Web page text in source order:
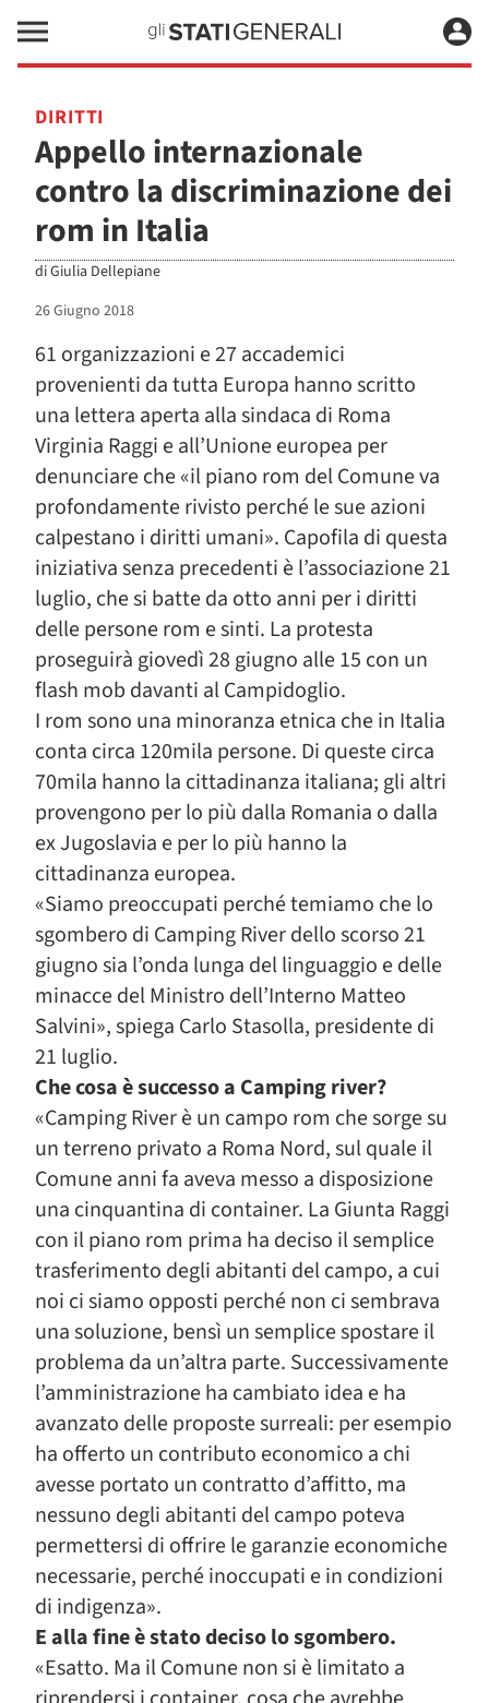
DIRITTI
Appello internazionale
contro la discriminazione dei
rom in Italia
diGiulia Dellepiane
26 Giugno 2018
61 organizzazioni e 27 accademici
provenienti da tutta Europa hanno scritto
una lettera aperta alla sindaca di Roma
Virginia Raggi e all’Unione europea per
denunciare che «il piano rom del Comune va
profondamente rivisto perché le sue azioni
calpestano i diritti umani». Capofila di questa
iniziativa senza precedenti è l’associazione 21
luglio, che si batte da otto anni per i diritti
delle persone rom e sinti. La protesta
proseguirà giovedì 28 giugno alle 15 con un
flash mob davanti al Campidoglio.
I rom sono una minoranza etnica che in Italia
conta circa 120mila persone. Di queste circa
70mila hanno la cittadinanza italiana; gli altri
provengono per lo più dalla Romania o dalla
ex Jugoslavia e per lo più hanno la
cittadinanza europea.
«Siamo preoccupati perché temiamo che lo
sgombero di Camping River dello scorso 21
giugno sia l’onda lunga del linguaggio e delle
minacce del Ministro dell’Interno Matteo
Salvini», spiega Carlo Stasolla, presidente di
21 luglio.
Che cosa è successo a Camping river?
«Camping River è un campo rom che sorge su
un terreno privato a Roma Nord, sul quale il
Comune anni fa aveva messo a disposizione
una cinquantina di container. La Giunta Raggi
con il piano rom prima ha deciso il semplice
trasferimento degli abitanti del campo, a cui
noi ci siamo opposti perché non ci sembrava
una soluzione, bensì un semplice spostare il
problema da un’altra parte. Successivamente
l’amministrazione ha cambiato idea e ha
avanzato delle proposte surreali: per esempio
ha offerto un contributo economico a chi
avesse portato un contratto d’affitto, ma
nessuno degli abitanti del campo poteva
permettersi di offrire le garanzie economiche
necessarie, perché inoccupati e in condizioni
di indigenza».
E alla fine è stato deciso lo sgombero.
«Esatto. Ma il Comune non si è limitato a